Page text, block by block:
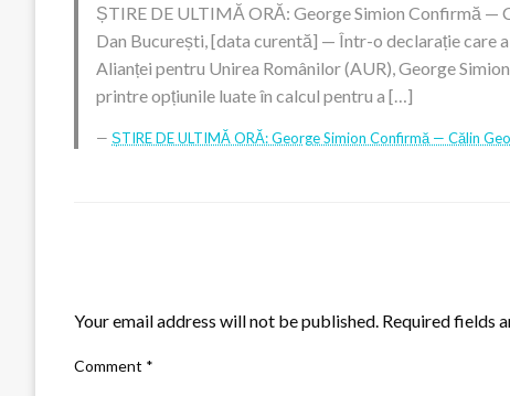
ȘTIRE DE ULTIMĂ ORĂ: George Simion Confirmă —
Dan București, [data curentă] — Într-o declarație care
Alianței pentru Unirea Românilor (AUR), George
printre opțiunile luate în calcul pentru a […]
ȘTIRE DE ULTIMĂ ORĂ: George Simion Confirmă — Călin
Your email address will not be published. Required fields
Comment *